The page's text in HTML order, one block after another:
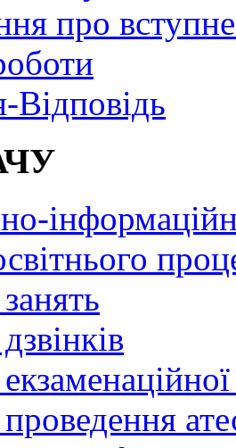
про
Відповідь